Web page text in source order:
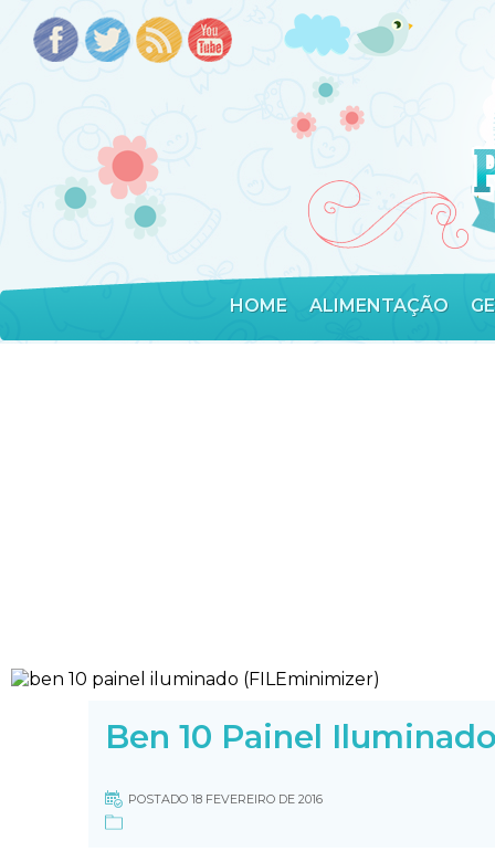
HOME ALIMENTAÇÃO
Ben 10 Painel
POSTADO 18 FEVEREIRO DE 2016